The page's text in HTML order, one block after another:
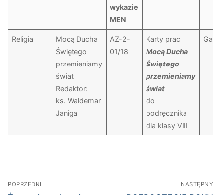
wykazie
MEN
Religia
Mocą Ducha
Świętego
przemieniamy
świat
Redaktor:
ks. Waldemar
Janiga
AZ-2-
01/18
Karty prac
Mocą Ducha
Świętego
przemieniamy
świat
do
podręcznika
dla klasy VIII
Nawigacja
POPRZEDNI NASTĘPNY